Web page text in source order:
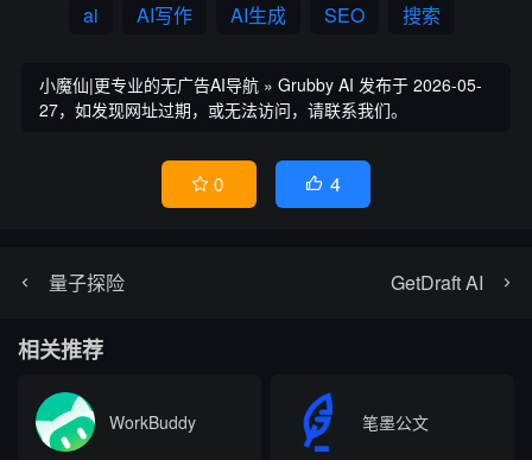
ai AI写作 AI生成 SEO 搜索
小魔仙|更专业的无广告AI导航 » Grubby AI 发布于 2026-05-
27，如发现网址过期，或无法访问，请联系我们。
 0  4
量子探险 GetDraft AI
相关推荐
WorkBuddy 笔墨公文